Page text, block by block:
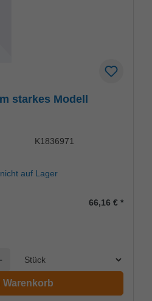
starkes Modell
K1836971
auf Lager
66,16 €*
erhöhen
Warenkorb